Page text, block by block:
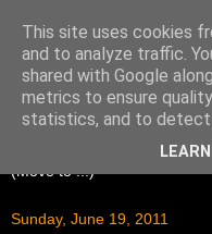
Sunday, June 19, 2011
This site uses cookies
and to analyze traffic.
shared with Google
metrics to ensure
statistics, and to detect